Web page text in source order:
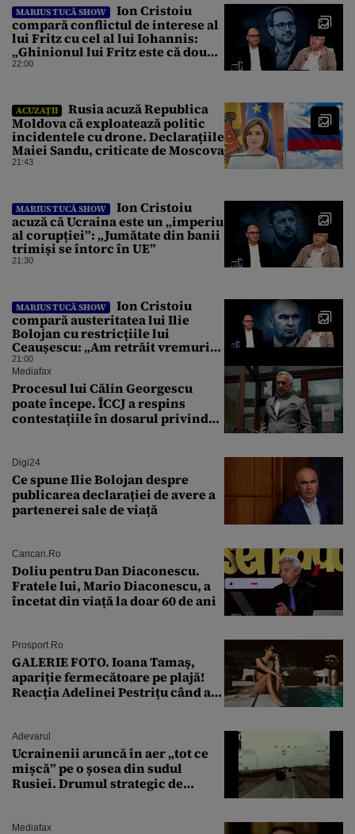
MARIUS TUCĂ SHOW
Ion Cristoiu
compară conflictul de interese al
lui Fritz cu cel al lui Iohannis:
„Ghinionul lui Fritz este că două
instanțe l-au declarat
22:00
ACUZAȚII
Rusia acuză Republica
Moldova că exploatează politic
incidentele cu drone. Declarațiile
Maiei Sandu, criticate de Moscova
21:43
MARIUS TUCĂ SHOW
Ion Cristoiu
acuză că Ucraina este un „imperiu
al corupției”: „Jumătate din banii
trimiși se întorc în UE”
21:30
MARIUS TUCĂ SHOW
Ion Cristoiu
compară austeritatea lui Ilie
Bolojan cu restricțiile lui
Ceaușescu: „Am retrăit vremurile
tinereții”
21:00
Mediafax
Procesul lui Călin Georgescu
poate începe. ÎCCJ a respins
contestațiile în dosarul privind
Digi24
Ce spune Ilie Bolojan despre
publicarea declarației de avere a
partenerei sale de viață
Cancan.ro
Doliu pentru Dan Diaconescu.
Fratele lui, Mario Diaconescu, a
încetat din viață la doar 60 de ani
Prosport.ro
GALERIE FOTO. Ioana Tamaş,
apariție fermecătoare pe plajă!
Reacția Adelinei Pestrițu când a
Adevarul
Ucrainenii aruncă în aer „tot ce
mișcă” pe o șosea din sudul
Rusiei. Drumul strategic de
Mediafax